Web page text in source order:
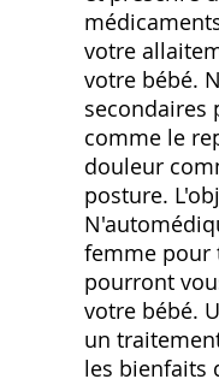
votre
votre bébé.
secondaires
comme le
douleur
posture.
femme pour
pourront
votre bébé.
un
les bienfaits